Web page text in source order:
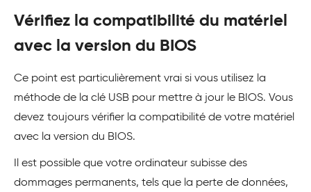
Vérifiez la compatibilité du matériel
avec la version du BIOS
Ce point est particulièrement vrai si vous utilisez la
méthode de la clé USB pour mettre à jour le BIOS. Vous
devez toujours vérifier la compatibilité de votre matériel
avec la version du BIOS.
Il est possible que votre ordinateur subisse des
dommages permanents, tels que la perte de données,